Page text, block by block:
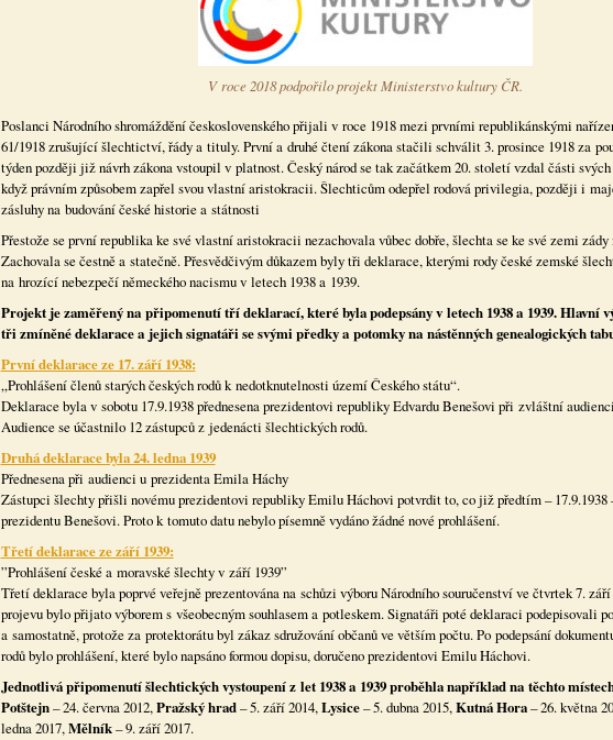
V roce 2018 podpořilo projekt Ministerstvo kultury ČR.
Poslanci Národního shromáždění československého přijali v roce 1918 mezi prvními republikánskými
61/1918 zrušující šlechtictví, řády a tituly. První a druhé čtení zákona stačili schválit 3. prosince 1918 za
týden později již návrh zákona vstoupil v platnost. Český národ se tak začátkem 20. století vzdal části
když právním způsobem zapřel svou vlastní aristokracii. Šlechticům odepřel rodová privilegia, později i
zásluhy na budování české historie a státnosti
Přestože se první republika ke své vlastní aristokracii nezachovala vůbec dobře, šlechta se ke své zemi
Zachovala se čestně a statečně. Přesvědčivým důkazem byly tři deklarace, kterými rody české zemské
na hrozící nebezpečí německého nacismu v letech 1938 a 1939.
Projekt je zaměřený na připomenutí tří deklarací, které byla podepsány v letech 1938 a 1939. Hlavní
tři zmíněné deklarace a jejich signatáři se svými předky a potomky na nástěnných genealogických
První deklarace ze 17. září 1938:
„Prohlášení členů starých českých rodů k nedotknutelnosti území Českého státu“.
Deklarace byla v sobotu 17.9.1938 přednesena prezidentovi republiky Edvardu Benešovi při zvláštní
Audience se účastnilo 12 zástupců z jedenácti šlechtických rodů.
Druhá deklarace byla 24. ledna 1939
Přednesena při audienci u prezidenta Emila Háchy
Zástupci šlechty přišli novému prezidentovi republiky Emilu Háchovi potvrdit to, co již předtím – 17.9.1938
prezidentu Benešovi. Proto k tomuto datu nebylo písemně vydáno žádné nové prohlášení.
Třetí deklarace ze září 1939:
”Prohlášení české a moravské šlechty v září 1939”
Třetí deklarace byla poprvé veřejně prezentována na schůzi výboru Národního souručenství ve čtvrtek 7.
projevu bylo přijato výborem s všeobecným souhlasem a potleskem. Signatáři poté deklaraci podepisovali
a samostatně, protože za protektorátu byl zákaz sdružování občanů ve větším počtu. Po podepsání
rodů bylo prohlášení, které bylo napsáno formou dopisu, doručeno prezidentovi Emilu Háchovi.
Jednotlivá připomenutí šlechtických vystoupení z let 1938 a 1939 proběhla například na těchto
Potštejn– 24. června 2012,Pražský hrad– 5. září 2014,Lysice– 5. dubna 2015,Kutná Hora– 26. května
ledna 2017,Mělník– 9. září 2017.